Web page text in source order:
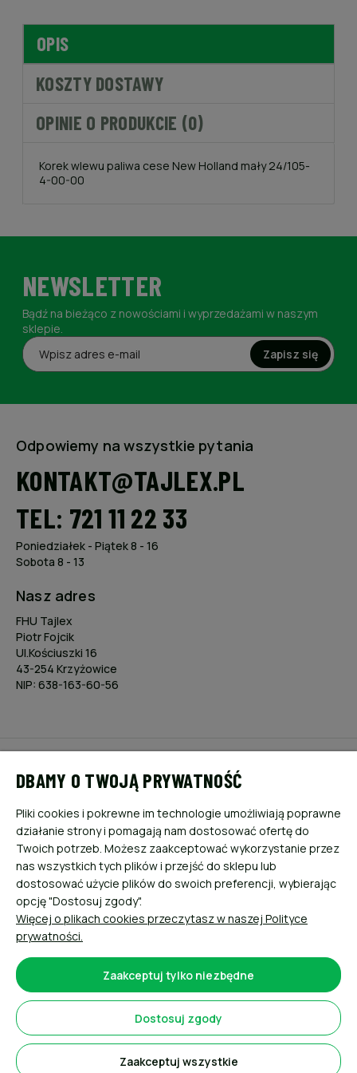
OPIS
KOSZTY DOSTAWY
OPINIE O PRODUKCIE (0)
Korek wlewu paliwa cese New Holland mały 24/105-
4-00-00
NEWSLETTER
Bądź na bieżąco z nowościami i wyprzedażami w naszym
sklepie.
Zapisz się
Odpowiemy na wszystkie pytania
KONTAKT@TAJLEX.PL
TEL: 721 11 22 33
Poniedziałek - Piątek 8 - 16
Sobota 8 - 13
Nasz adres
FHU Tajlex
Piotr Fojcik
Ul.Kościuszki 16
43-254 Krzyżowice
NIP: 638-163-60-56
PŁATNOŚCI I DOSTAWA
INFORMACJE
O NAS
DBAMY O TWOJĄ PRYWATNOŚĆ
Pliki cookies i pokrewne im technologie umożliwiają poprawne
działanie strony i pomagają nam dostosować ofertę do
Twoich potrzeb. Możesz zaakceptować wykorzystanie przez
nas wszystkich tych plików i przejść do sklepu lub
dostosować użycie plików do swoich preferencji, wybierając
opcję "Dostosuj zgody".
Więcej o plikach cookies przeczytasz w naszej Polityce
prywatności.
Zaakceptuj tylko niezbędne
Dostosuj zgody
Zaakceptuj wszystkie